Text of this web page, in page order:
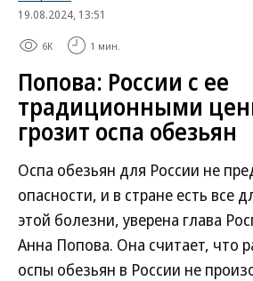
19.08.2024, 13:51
6K 1 мин.
Попова: России с ее
традиционными
грозит оспа обезьян
Оспа обезьян для России не
опасности, и в стране есть все
этой болезни, уверена глава
Анна Попова. Она считает, что
оспы обезьян в России не